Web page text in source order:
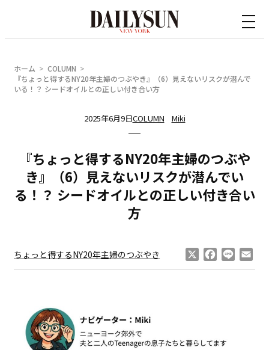
ホーム
COLUMN
『ちょっと得するNY20年主婦のつぶやき』（6）見えないリスクが潜んで
いる！？ シードオイルとの正しい付き合い方
2025年6月9日COLUMN Miki
『ちょっと得するNY20年主婦のつぶや
き』（6）見えないリスクが潜んでい
る！？ シードオイルとの正しい付き合い
方
ちょっと得するNY20年主婦のつぶやき Facebook
Line